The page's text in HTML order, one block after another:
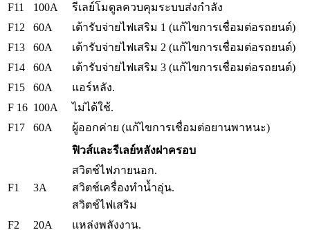
F11
100A
รีเลย์โมดูลควบคุมระบบส่งกำลัง
F12
60A
เต้ารับจ่ายไฟเสริม 1 (แก้ไขการเชื่อมต่อรถยนต์)
F13
60A
เต้ารับจ่ายไฟเสริม 2 (แก้ไขการเชื่อมต่อรถยนต์)
F14
60A
เต้ารับจ่ายไฟเสริม 3 (แก้ไขการเชื่อมต่อรถยนต์)
F15
60A
แอร์หลัง.
F 16 100A
ไม่ได้ใช้.
F17
60A
ผู้ออกค่าย (แก้ไขการเชื่อมต่อยานพาหนะ)
ฟิวส์และรีเลย์หลังฝาครอบ
F1 3A
สวิตช์ไฟภายนอก.
สวิตช์เครื่องทำน้ำอุ่น.
สวิตช์ไฟเสริม
F2
20A
แหล่งพลังงาน.